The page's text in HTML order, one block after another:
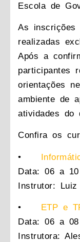
Escola de
As inscrições
realizadas
Após a
participantes
orientações
ambiente de
atividades do
Confira os
•
Data: 06 a
Instrutor:
•
ETP e
Data: 06 a
Instrutora: